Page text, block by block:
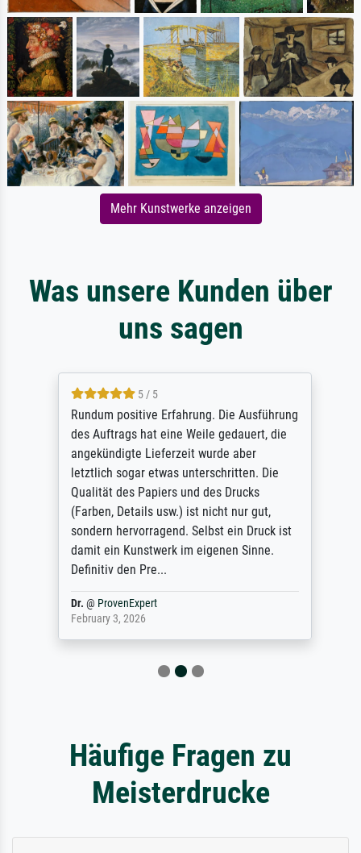
Mehr Kunstwerke anzeigen
Was unsere Kunden über
uns sagen
5 / 5
Rundum positive Erfahrung. Die Ausführung
des Auftrags hat eine Weile gedauert, die
angekündigte Lieferzeit wurde aber
letztlich sogar etwas unterschritten. Die
Qualität des Papiers und des Drucks
(Farben, Details usw.) ist nicht nur gut,
sondern hervorragend. Selbst ein Druck ist
damit ein Kunstwerk im eigenen Sinne.
Definitiv den Pre...
Dr.@ProvenExpert
February 3, 2026
Häufige Fragen zu
Meisterdrucke